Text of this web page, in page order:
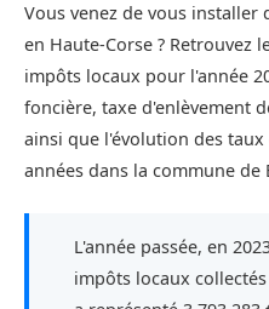
Vous venez de vous installer
en Haute-Corse ? Retrouvez
impôts locaux pour l'année
foncière, taxe d'enlèvement
ainsi que l'évolution des
années dans la commune de
L'année passée, en
impôts locaux